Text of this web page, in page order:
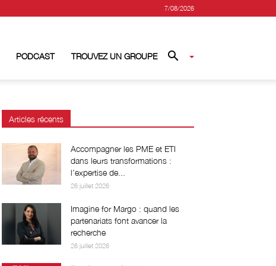
7/08/2026
PODCAST TROUVEZ UN GROUPE
Articles récents
Accompagner les PME et ETI
dans leurs transformations :
l’expertise de...
26 juillet 2026
Imagine for Margo : quand les
partenariats font avancer la
recherche
26 juillet 2026